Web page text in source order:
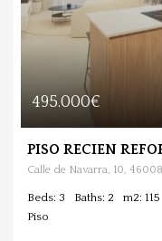
495.000€
Calle de Navarra, 10,
Beds: 3 Baths: 2
m2: 115
Piso